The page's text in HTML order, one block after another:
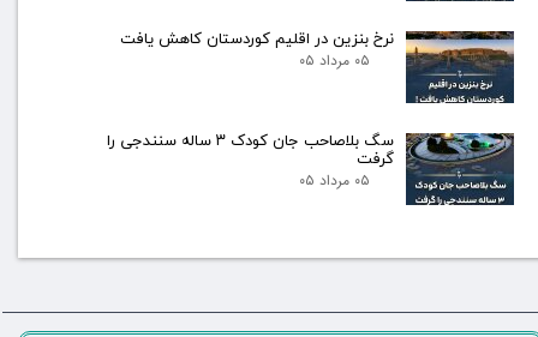
نرخ بنزین در اقلیم کوردستان کاهش یافت
۰۵ مرداد ۰۵
سگ بلاصاحب جان کودک ۳ ساله سنندجی را
گرفت
۰۵ مرداد ۰۵